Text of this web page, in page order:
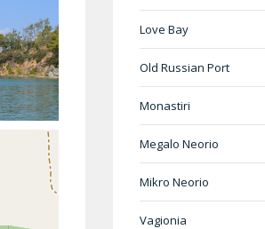
Love Bay
Old Russian Port
Monastiri
Megalo Neorio
Mikro Neorio
Vagionia